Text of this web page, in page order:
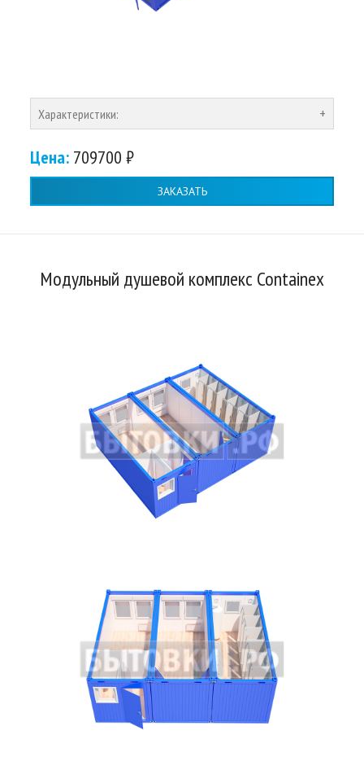
Характеристики:
Цена: 709700 ₽
ЗАКАЗАТЬ
Модульный душевой комплекс Containex